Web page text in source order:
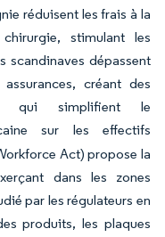
réduisent les frais à la
stimulant les
scandinaves dépassent
créant des
qui simplifient le
sur les effectifs
Act) propose la
dans les zones
par les régulateurs en
produits, les plaques